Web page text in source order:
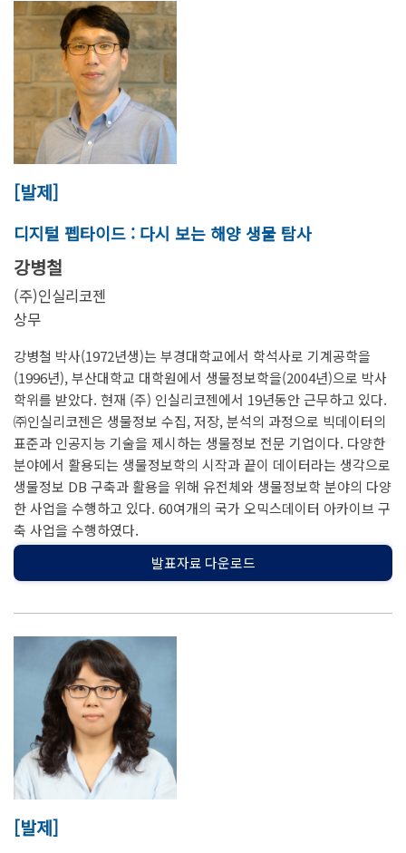
[발제]
디지털 펩타이드 : 다시 보는 해양 생물 탐사
강병철
(주)인실리코젠
상무
강병철 박사(1972년생)는 부경대학교에서 학석사로 기계공학을
(1996년), 부산대학교 대학원에서 생물정보학을(2004년)으로 박사
학위를 받았다. 현재 (주) 인실리코젠에서 19년동안 근무하고 있다.
㈜인실리코젠은 생물정보 수집, 저장, 분석의 과정으로 빅데이터의
표준과 인공지능 기술을 제시하는 생물정보 전문 기업이다. 다양한
분야에서 활용되는 생물정보학의 시작과 끝이 데이터라는 생각으로
생물정보 DB 구축과 활용을 위해 유전체와 생물정보학 분야의 다양
한 사업을 수행하고 있다. 60여개의 국가 오믹스데이터 아카이브 구
축 사업을 수행하였다.
발표자료 다운로드
[발제]